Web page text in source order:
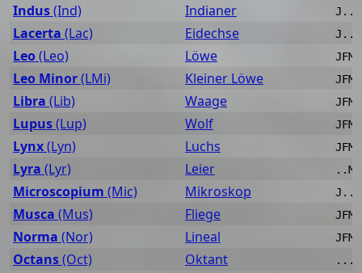
Indus(Ind) Indianer
Lacerta (Lac) Eidechse
Leo(Leo) Löwe
Leo Minor(LMi) Kleiner Löwe
Libra (Lib) Waage
Lupus(Lup) Wolf
Lynx(Lyn) Luchs
Lyra (Lyr) Leier
Microscopium (Mic) Mikroskop
Musca (Mus) Fliege
Norma (Nor) Lineal
Octans(Oct) Oktant